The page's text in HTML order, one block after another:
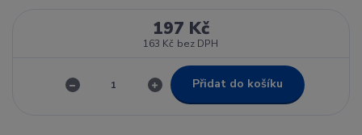
197 Kč
163 Kč bez DPH
Přidat do košíku